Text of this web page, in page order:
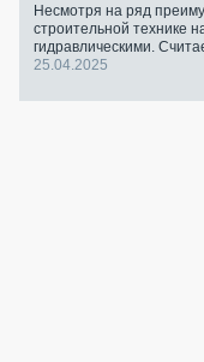
Несмотря на ряд
строительной технике
гидравлическими.
25.04.2025